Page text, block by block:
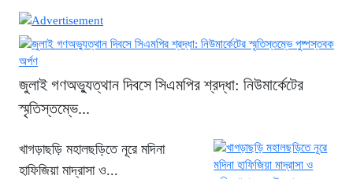
নিউমার্কেটের স্মৃতিস্তম্ভে পুষ্পস্তবক অর্পণ
সন্ধ্যায় ঢাকাসহ ১২ অঞ্চলে ঝোড়ো হাওয়ার
“বহিষ্কৃত এনসিপি নেতা তানভীর ঢাকায়
জুলাই গণঅভ্যুত্থান দিবসে সিএমপির শ্রদ্ধা: নিউমার্কেটের
স্মৃতিস্তম্ভে...
খাগড়াছড়ি মহালছড়িতে নূরে মদিনা
হাফিজিয়া মাদ্রাসা ও...